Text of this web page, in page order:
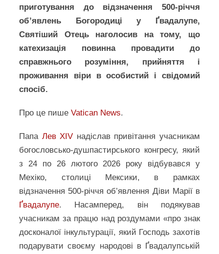
приготування до відзначення 500-річчя
об’явлень Богородиці у Ґвадалупе,
Святіший Отець наголосив на тому, що
катехизація повинна провадити до
справжнього розуміння, прийняття і
проживання віри в особистий і свідомий
спосіб.
Про це пишеVatican News.
Папа Лев XIV надіслав привітання учасникам
богословсько-душпастирського конгресу, який
з 24 по 26 лютого 2026 року відбувався у
Мехіко, столиці Мексики, в рамках
відзначення 500-річчя об’явлення Діви Марії в
Ґвадалупе. Насамперед, він подякував
учасникам за працю над роздумами «про знак
досконалої інкультурації, який Господь захотів
подарувати своєму народові в Ґвадалупській